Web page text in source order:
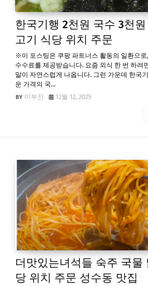
한국기행 2천원 국수 3천
고기 식당 위치 주문
※이 포스팅은 쿠팡 파트너스 활동의 일환으로
수수료를 제공받습니다. 요즘 외식 한 번 하려
말이 자연스럽게 나옵니다. 그런 가운데 한국
운 가격의 국…
이부진
12월 12, 2025
더맛있는녀석들 숙주 국물
당 위치 주문 성수동 맛집